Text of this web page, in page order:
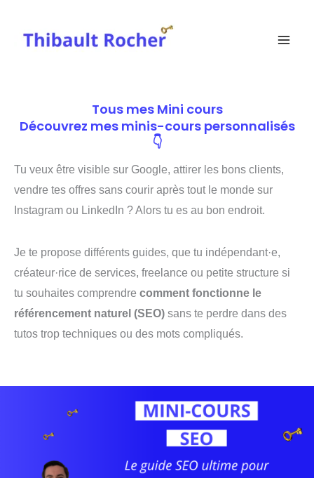
contenu
Tous mes Mini cours
Découvrez mes minis-cours personnalisés
👇
Tu veux être visible sur Google, attirer les bons clients,
vendre tes offres sans courir après tout le monde sur
Instagram ou LinkedIn ? Alors tu es au bon endroit.
Je te propose différents guides, que tu indépendant·e,
créateur·rice de services, freelance ou petite structure si
tu souhaites comprendre comment fonctionne le
référencement naturel (SEO) sans te perdre dans des
tutos trop techniques ou des mots compliqués.